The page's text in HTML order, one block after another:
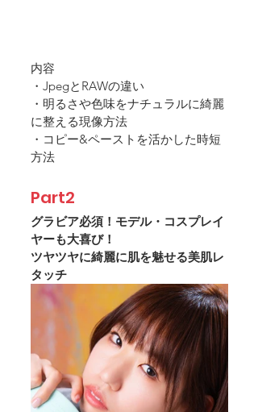
内容
・JpegとRAWの違い
・明るさや色味をナチュラルに綺麗
に整える現像方法
・コピー&ペーストを活かした時短
方法
Part2
グラビア必須！モデル・コスプレイ
ヤーも大喜び！
ツヤツヤに綺麗に肌を魅せる美肌レ
タッチ